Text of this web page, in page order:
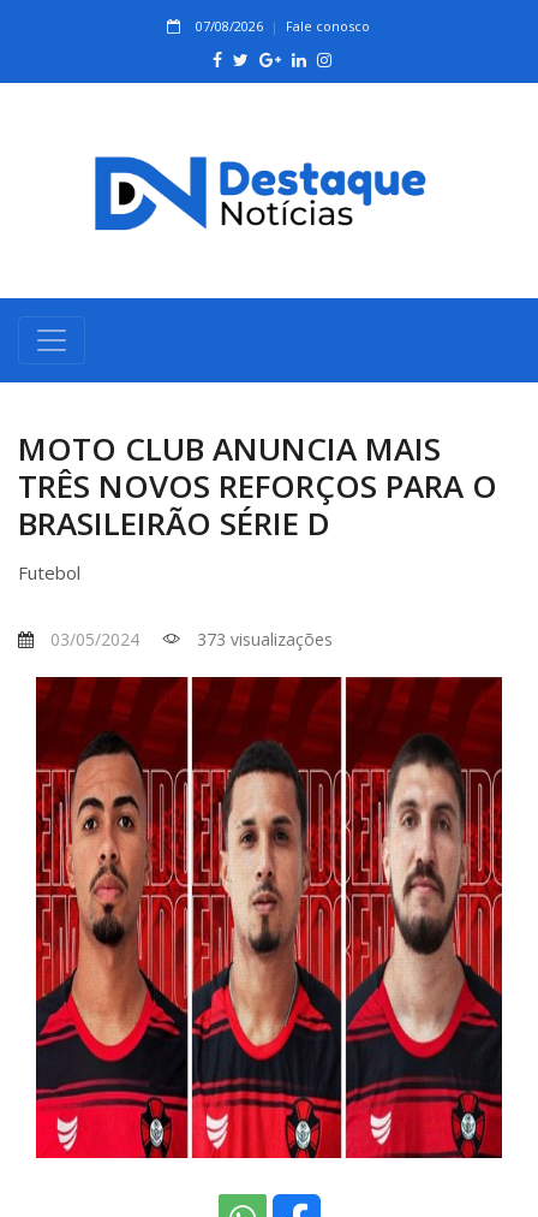
07/08/2026 Fale conosco
MOTO CLUB ANUNCIA MAIS
TRÊS NOVOS REFORÇOS PARA O
BRASILEIRÃO SÉRIE D
Futebol
03/05/2024 373 visualizações